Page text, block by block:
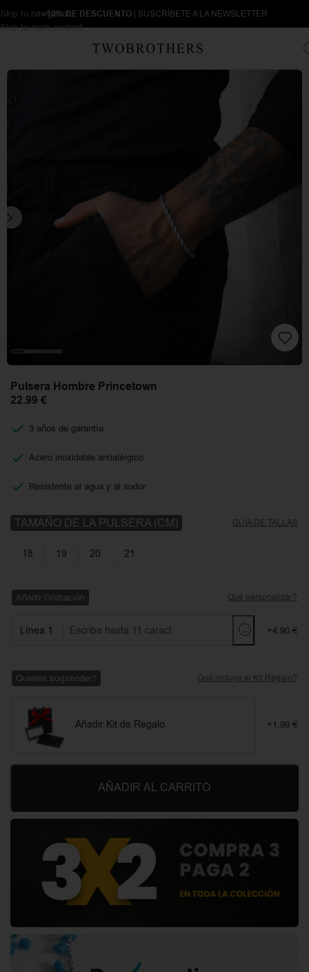
Skip to navigation
Skip to main content
+10% DE DESCUENTO | SUSCRÍBETE A LA NEWSLETTER
Pulseras Hombre
Pulsera Hombre Princetown
22.99 €
3 años de garantía
Acero inoxidable antialérgico
Resistente al agua y al sudor
TAMAÑO DE LA PULSERA (CM) GUÍA DE TALLAS
18 19 20 21
Añadir Grabación Qué personalizar?
Línea 1 +4.90 €
Quieres sorprender? Qué incluye el Kit Regalo?
Añadir Kit de Regalo +1.99 €
AÑADIR AL CARRITO